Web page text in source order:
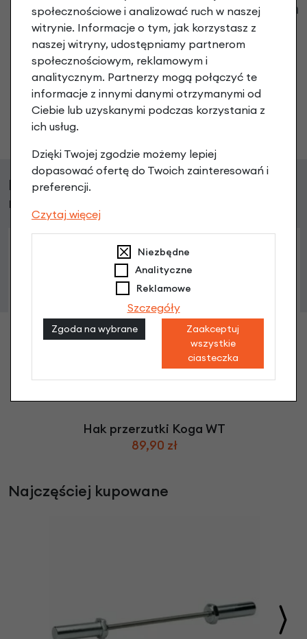
Klienci zadali następujące pytania o ten
produkt
Nikt wcześniej niemiał pytań do tego produktu? A Ty o
co chcesz zapytać?
Klienci, którzy kupili ten produkt wybrali
również
Hak przerzutki Koga WT
89,90 zł
Najczęściej kupowane
społecznościowe i analizować ruch w naszej
witrynie. Informacje o tym, jak korzystasz z
naszej witryny, udostępniamy partnerom
społecznościowym, reklamowym i
analitycznym. Partnerzy mogą połączyć te
informacje z innymi danymi otrzymanymi od
Ciebie lub uzyskanymi podczas korzystania z
ich usług.
Dzięki Twojej zgodzie możemy lepiej
dopasować ofertę do Twoich zainteresowań i
preferencji.
Czytaj więcej
Niezbędne
Analityczne
Reklamowe
Szczegóły
Zgoda na wybrane
Zaakceptuj
wszystkie
ciasteczka